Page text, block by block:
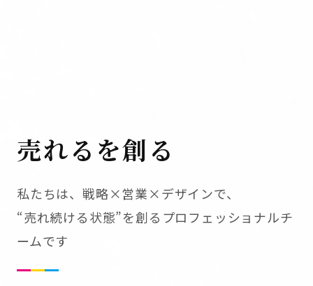
売れるを創る
私たちは、戦略×営業×デザインで、
“売れ続ける状態”を創るプロフェッショナルチ
ームです